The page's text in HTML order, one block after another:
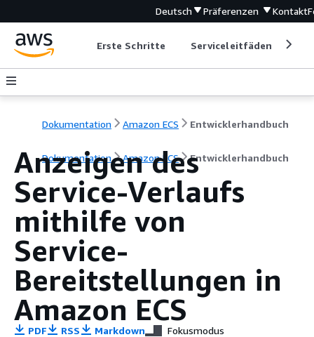
Deutsch Präferenzen Kontakt
Erste Schritte Serviceleitfäden
Dokumentation Amazon ECS Entwicklerhandbuch
Dokumentation Amazon ECS Entwicklerhandbuch
Anzeigen des
Service-Verlaufs
mithilfe von
Service-
Bereitstellungen in
Amazon ECS
PDF RSS Markdown Fokusmodus